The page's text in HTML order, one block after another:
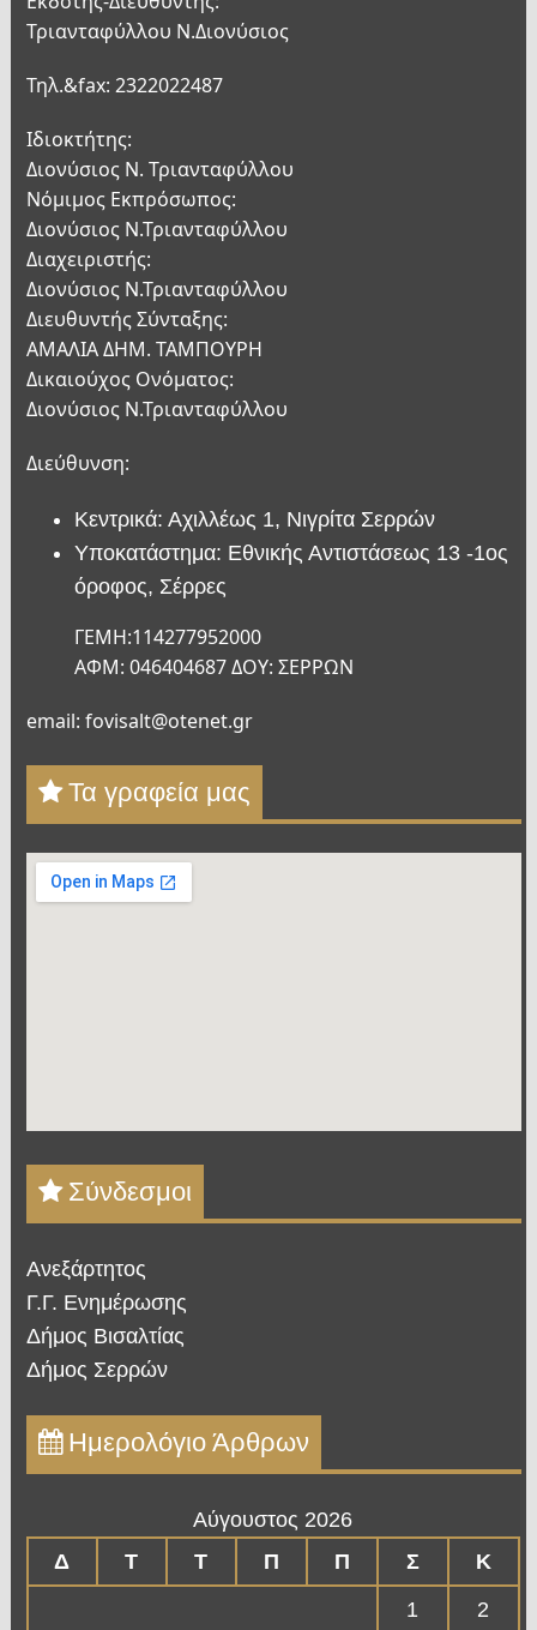
Τριανταφύλλου Ν.Διονύσιος
Τηλ.&fax: 2322022487
Ιδιοκτήτης:
Διονύσιος Ν. Τριανταφύλλου
Νόμιμος Εκπρόσωπος:
Διονύσιος Ν.Τριανταφύλλου
Διαχειριστής:
Διονύσιος Ν.Τριανταφύλλου
Διευθυντής Σύνταξης:
ΑΜΑΛΙΑ ΔΗΜ. ΤΑΜΠΟΥΡΗ
Δικαιούχος Ονόματος:
Διονύσιος Ν.Τριανταφύλλου
Διεύθυνση:
Κεντρικά: Αχιλλέως 1, Νιγρίτα Σερρών
Υποκατάστημα: Εθνικής Αντιστάσεως 13 -1ος
όροφος, Σέρρες
ΓΕΜΗ:114277952000
ΑΦΜ: 046404687 ΔΟΥ: ΣΕΡΡΩΝ
email: fovisalt@otenet.gr
Τα γραφεία μας
Σύνδεσμοι
Ανεξάρτητος
Γ.Γ. Ενημέρωσης
Δήμος Βισαλτίας
Δήμος Σερρών
Ημερολόγιο Άρθρων
Αύγουστος 2026
Δ
Τ Τ Π Π Σ
Κ
1
2